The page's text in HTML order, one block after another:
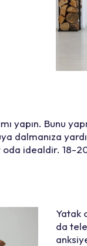
Bunu
idealdir. 18-
Yatak
da